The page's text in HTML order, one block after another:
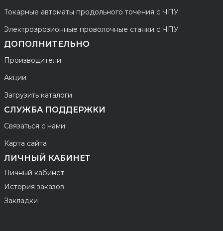
Токарные автоматы продольного точения с ЧПУ
Электроэрозионные проволочные станки с ЧПУ
ДОПОЛНИТЕЛЬНО
Производители
Акции
Загрузить каталоги
СЛУЖБА ПОДДЕРЖКИ
Связаться с нами
Карта сайта
ЛИЧНЫЙ КАБИНЕТ
Личный кабинет
История заказов
Закладки